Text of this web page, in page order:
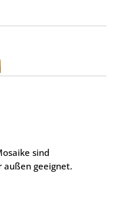
sind
außen geeignet.